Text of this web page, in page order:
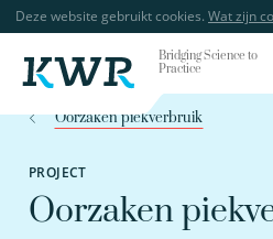
Deze website gebruikt cookies. Wat zijn
Bridging Science to
Practice
Oorzaken piekverbruik
PROJECT
Oorzaken